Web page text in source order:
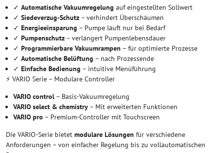
✓ Automatische Vakuumregelung auf eingestellten Sollwert
✓ Siedeverzug-Schutz – verhindert Überschäumen
✓ Energieeinsparung – Pumpe läuft nur bei Bedarf
✓ Pumpenschutz – verlängert Pumpenlebensdauer
✓ Programmierbare Vakuumrampen – für optimierte Prozesse
✓ Automatische Belüftung – nach Prozessende
✓ Einfache Bedienung – intuitive Menüführung
⚡ VARIO Serie – Modulare Controller
VARIO control – Basis-Vakuumregelung
VARIO select & chemistry – Mit erweiterten Funktionen
VARIO pro – Premium-Controller mit Touchscreen
Die VARIO-Serie bietet modulare Lösungen für verschiedene
Anforderungen – von einfacher Regelung bis zu vollautomatischen